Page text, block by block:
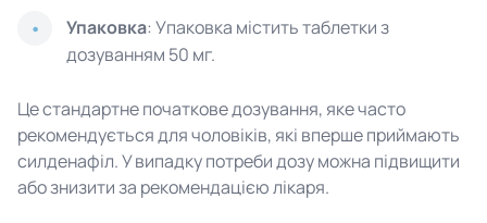
Упаковка: Упаковка містить таблетки з
дозуванням 50 мг.
Це стандартне початкове дозування, яке часто
рекомендується для чоловіків, які вперше приймають
силденафіл. У випадку потреби дозу можна підвищити
або знизити за рекомендацією лікаря.